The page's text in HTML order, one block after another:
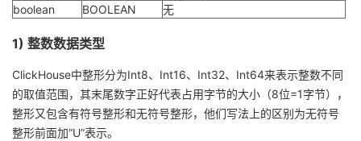
程
认
的
验
我
收
藏
支
持
声
建
议
boolean
BOOLEAN 无
1) 整数数据类型
ClickHouse中整形分为Int8、Int16、Int32、Int64来表示整数不同
的取值范围，其末尾数字正好代表占用字节的大小（8位=1字节），
整形又包含有符号整形和无符号整形，他们写法上的区别为无符号
整形前面加“U”表示。